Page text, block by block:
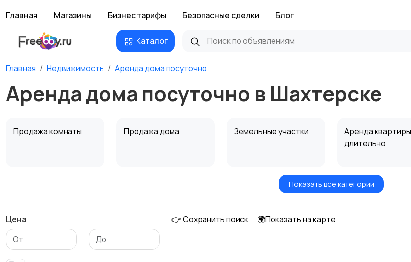
Главная Магазины Бизнес тарифы Безопасные сделки Блог
Каталог
Главная Недвижимость Аренда дома посуточно
Аренда дома посуточно в Шахтерске
Продажа комнаты Продажа дома Земельные участки
Аренда квартиры
длительно
Аренда дома
Коммерческая
Гаражи и
машиноместа
Показать все категории
Цена 👉 Сохранить поиск 🌍Показать на карте